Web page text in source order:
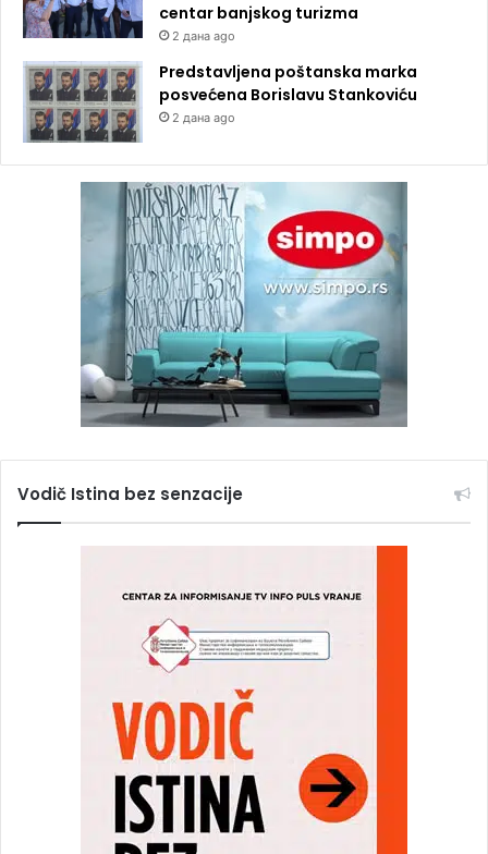
centar banjskog turizma
2 дана ago
Predstavljena poštanska marka
posvećena Borislavu Stankoviću
2 дана ago
Vodič Istina bez senzacije